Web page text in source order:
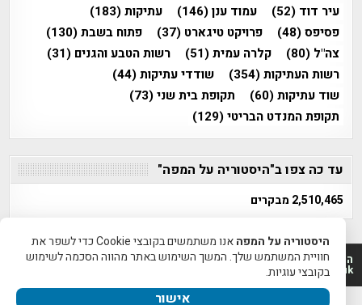
עיר דוד (52) עמוד ענן(146) עתיקות(183)
פסיפס(48) פרויקט טיגארט (37) פתוח בשבת(130)
צה"ל (80) קלרה עמית(51) רשות הטבע והגנים (31)
רשות העתיקות(354) שודדי עתיקות(44)
שוד עתיקות(60) תקופת בית שני(73)
תקופת המנדט הבריטי(129)
עד כה צפו ב"היסטוריה על המפה"
2,510,465 מבקרים
היסטוריה על המפה 2011-2026 | פרוייקט טיגארט 2012-2026|
www.mapah.co.il | www.tegart.uk
היסטוריה על המפה
אנו משתמשים בקובצי Cookie כדי לשפר את
חוויית המשתמש שלך. המשך השימוש באתר מהווה הסכמה לשימוש
בקובצי עוגיות.
אישור